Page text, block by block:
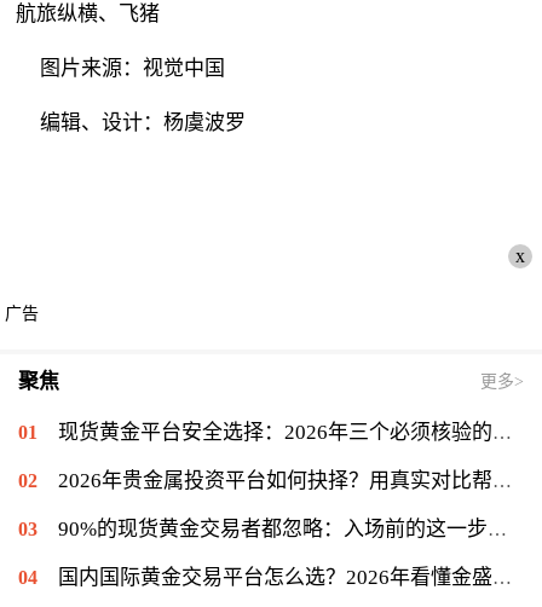
航旅纵横、飞猪
图片来源：视觉中国
编辑、设计：杨虞波罗
x
广告
聚焦 更多>
现货黄金平台安全选择：2026年三个必须核验的关键标准
2026年贵金属投资平台如何抉择？用真实对比帮你理清思路
90%的现货黄金交易者都忽略：入场前的这一步很关键
国内国际黄金交易平台怎么选？2026年看懂金盛贵金属的交易门道